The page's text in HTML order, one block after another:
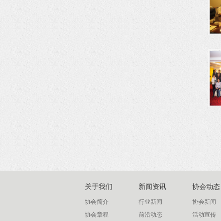
关于我们
协会简介
协会章程
新闻资讯
行业新闻
前沿动态
协会动态
协会新闻
活动宣传